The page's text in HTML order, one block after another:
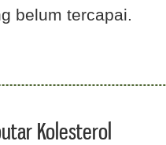
belum tercapai.
Kolesterol